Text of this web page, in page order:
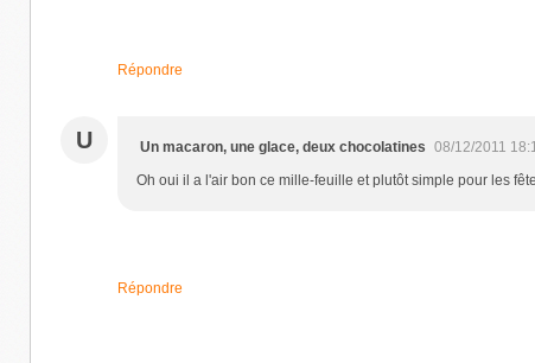
Répondre
U Un macaron, une glace, deux chocolatines 08/12/2011
Oh oui il a l'air bon ce mille-feuille et plutôt simple pour les
Répondre